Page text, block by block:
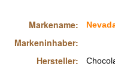
Markename:
Markeninhaber:
Hersteller: